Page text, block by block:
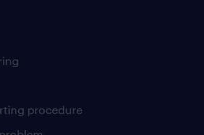
procedure